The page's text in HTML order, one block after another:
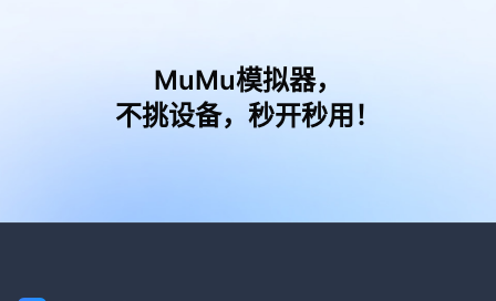
MuMu模拟器，
不挑设备，秒开秒用！